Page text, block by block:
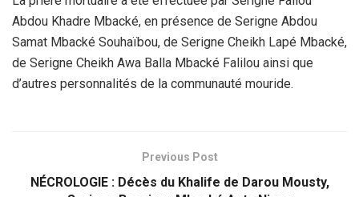
Abdou Khadre Mbacké, en présence de Serigne Abdou
Samat Mbacké Souhaïbou, de Serigne Cheikh Lapé Mbacké,
de Serigne Cheikh Awa Balla Mbacké Falilou ainsi que
d’autres personnalités de la communauté mouride.
Previous Post
NÉCROLOGIE : Décès du Khalife de Darou Mousty,